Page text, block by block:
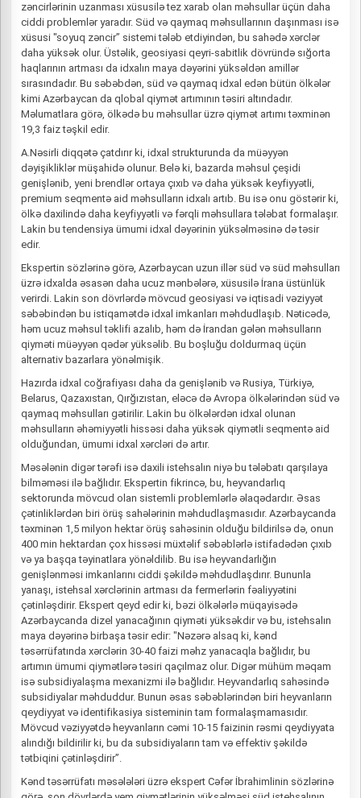
zəncirlərinin uzanması xüsusilə tez xarab olan məhsullar üçün daha
ciddi problemlər yaradır. Süd və qaymaq məhsullarının daşınması isə
xüsusi "soyuq zəncir” sistemi tələb etdiyindən, bu sahədə xərclər
daha yüksək olur. Üstəlik, geosiyasi qeyri-sabitlik dövründə sığorta
haqlarının artması da idxalın maya dəyərini yüksəldən amillər
sırasındadır. Bu səbəbdən, süd və qaymaq idxal edən bütün ölkələr
kimi Azərbaycan da qlobal qiymət artımının təsiri altındadır.
Məlumatlara görə, ölkədə bu məhsullar üzrə qiymət artımı təxminən
19,3 faiz təşkil edir.
A.Nəsirli diqqətə çatdırır ki, idxal strukturunda da müəyyən
dəyişikliklər müşahidə olunur. Belə ki, bazarda məhsul çeşidi
genişlənib, yeni brendlər ortaya çıxıb və daha yüksək keyfiyyətli,
premium seqmentə aid məhsulların idxalı artıb. Bu isə onu göstərir ki,
ölkə daxilində daha keyfiyyətli və fərqli məhsullara tələbat formalaşır.
Lakin bu tendensiya ümumi idxal dəyərinin yüksəlməsinə də təsir
edir.
Ekspertin sözlərinə görə, Azərbaycan uzun illər süd və süd məhsulları
üzrə idxalda əsasən daha ucuz mənbələrə, xüsusilə İrana üstünlük
verirdi. Lakin son dövrlərdə mövcud geosiyasi və iqtisadi vəziyyət
səbəbindən bu istiqamətdə idxal imkanları məhdudlaşıb. Nəticədə,
həm ucuz məhsul təklifi azalıb, həm də İrandan gələn məhsulların
qiyməti müəyyən qədər yüksəlib. Bu boşluğu doldurmaq üçün
alternativ bazarlara yönəlmişik.
Hazırda idxal coğrafiyası daha da genişlənib və Rusiya, Türkiyə,
Belarus, Qazaxıstan, Qırğızıstan, eləcə də Avropa ölkələrindən süd və
qaymaq məhsulları gətirilir. Lakin bu ölkələrdən idxal olunan
məhsulların əhəmiyyətli hissəsi daha yüksək qiymətli seqmentə aid
olduğundan, ümumi idxal xərcləri də artır.
Məsələnin digər tərəfi isə daxili istehsalın niyə bu tələbatı qarşılaya
bilməməsi ilə bağlıdır. Ekspertin fikrincə, bu, heyvandarlıq
sektorunda mövcud olan sistemli problemlərlə əlaqədardır. Əsas
çətinliklərdən biri örüş sahələrinin məhdudlaşmasıdır. Azərbaycanda
təxminən 1,5 milyon hektar örüş sahəsinin olduğu bildirilsə də, onun
400 min hektardan çox hissəsi müxtəlif səbəblərlə istifadədən çıxıb
və ya başqa təyinatlara yönəldilib. Bu isə heyvandarlığın
genişlənməsi imkanlarını ciddi şəkildə məhdudlaşdırır. Bununla
yanaşı, istehsal xərclərinin artması da fermerlərin fəaliyyətini
çətinləşdirir. Ekspert qeyd edir ki, bəzi ölkələrlə müqayisədə
Azərbaycanda dizel yanacağının qiyməti yüksəkdir və bu, istehsalın
maya dəyərinə birbaşa təsir edir: "Nəzərə alsaq ki, kənd
təsərrüfatında xərclərin 30-40 faizi məhz yanacaqla bağlıdır, bu
artımın ümumi qiymətlərə təsiri qaçılmaz olur. Digər mühüm məqam
isə subsidiyalaşma mexanizmi ilə bağlıdır. Heyvandarlıq sahəsində
subsidiyalar məhduddur. Bunun əsas səbəblərindən biri heyvanların
qeydiyyat və identifikasiya sisteminin tam formalaşmamasıdır.
Mövcud vəziyyətdə heyvanların cəmi 10-15 faizinin rəsmi qeydiyyata
alındığı bildirilir ki, bu da subsidiyaların tam və effektiv şəkildə
tətbiqini çətinləşdirir”.
Kənd təsərrüfatı məsələləri üzrə ekspert Cəfər İbrahimlinin sözlərinə